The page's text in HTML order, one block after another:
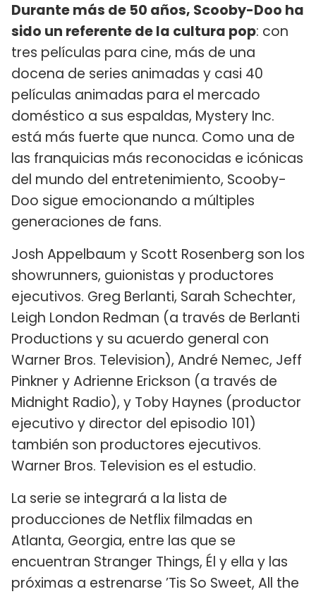
Durante más de 50 años, Scooby-Doo ha
sido un referente de la cultura pop: con
tres películas para cine, más de una
docena de series animadas y casi 40
películas animadas para el mercado
doméstico a sus espaldas, Mystery Inc.
está más fuerte que nunca. Como una de
las franquicias más reconocidas e icónicas
del mundo del entretenimiento, Scooby-
Doo sigue emocionando a múltiples
generaciones de fans.
Josh Appelbaum y Scott Rosenberg son los
showrunners, guionistas y productores
ejecutivos. Greg Berlanti, Sarah Schechter,
Leigh London Redman (a través de Berlanti
Productions y su acuerdo general con
Warner Bros. Television), André Nemec, Jeff
Pinkner y Adrienne Erickson (a través de
Midnight Radio), y Toby Haynes (productor
ejecutivo y director del episodio 101)
también son productores ejecutivos.
Warner Bros. Television es el estudio.
La serie se integrará a la lista de
producciones de Netflix filmadas en
Atlanta, Georgia, entre las que se
encuentran Stranger Things, Él y ella y las
próximas a estrenarse ’Tis So Sweet, All the